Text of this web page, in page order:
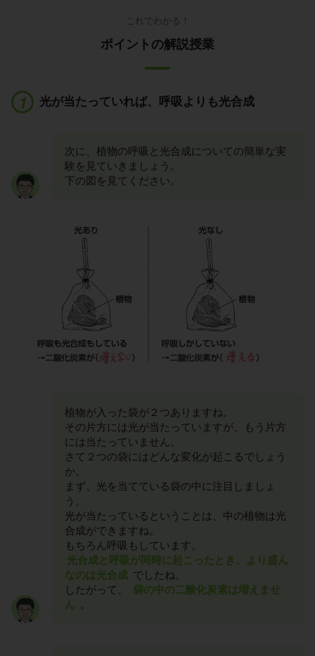
これでわかる！
ポイントの解説授業
光が当たっていれば、呼吸よりも光合成
次に、植物の呼吸と光合成についての簡単な実
験を見ていきましょう。
下の図を見てください。
植物が入った袋が２つありますね。
その片方には光が当たっていますが、もう片方
には当たっていません。
さて２つの袋にはどんな変化が起こるでしょう
か。
まず、光を当てている袋の中に注目しましょ
う。
光が当たっているということは、中の植物は光
合成ができますね。
もちろん呼吸もしています。
光合成と呼吸が同時に起こったとき、より盛ん
なのは光合成 でしたね。
したがって、
袋の中の二酸化炭素は増えませ
ん